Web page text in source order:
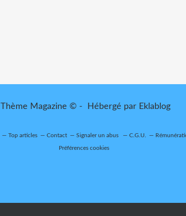
Thème Magazine © - Hébergé par Eklablog
Top articles Contact Signaler un abus C.G.U.
Préférences cookies